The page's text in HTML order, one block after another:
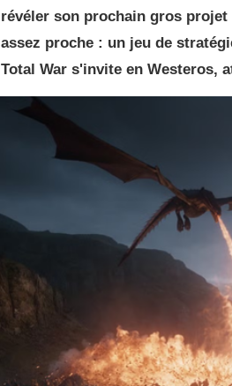
révéler son prochain gros
assez proche : un jeu de
Total War s'invite en Westeros,